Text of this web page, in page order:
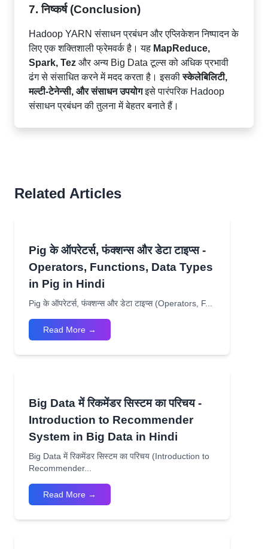
7. निष्कर्ष (Conclusion)
Hadoop YARN संसाधन प्रबंधन और एप्लिकेशन निष्पादन के
लिए एक शक्तिशाली फ्रेमवर्क है। यह MapReduce,
Spark, Tez और अन्य Big Data टूल्स को अधिक प्रभावी
ढंग से संसाधित करने में मदद करता है। इसकीस्केलेबिलिटी,
मल्टी-टेनेन्सी, और संसाधन उपयोगइसे पारंपरिक Hadoop
संसाधन प्रबंधन की तुलना में बेहतर बनाते हैं।
Related Articles
Pig के ऑपरेटर्स, फंक्शन्स और डेटा टाइप्स -
Operators, Functions, Data Types
in Pig in Hindi
Pig के ऑपरेटर्स, फंक्शन्स और डेटा टाइप्स (Operators, F...
Read More →
Big Data में रिकमेंडर सिस्टम का परिचय -
Introduction to Recommender
System in Big Data in Hindi
Big Data में रिकमेंडर सिस्टम का परिचय (Introduction to
Recommender...
Read More →